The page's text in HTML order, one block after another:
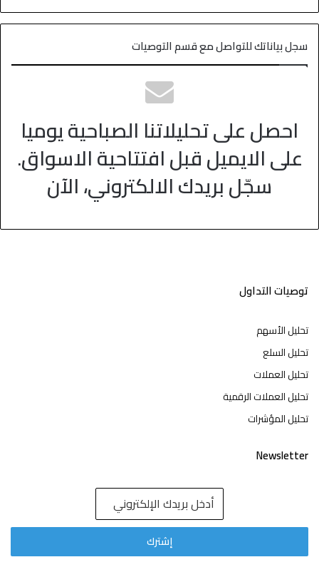
سجل بياناتك للتواصل مع قسم التوصيات
احصل على تحليلاتنا الصباحية يوميا
على الايميل قبل افتتاحية الاسواق.
سجّل بريدك الالكتروني، الآن
توصيات التداول
تحليل الأسهم
تحليل السلع
تحليل العملات
تحليل العملات الرقمية
تحليل المؤشرات
Newsletter